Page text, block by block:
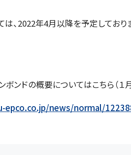
、2022年4月以降を予定してお
ンドの概要についてはこちら（１
news/normal/